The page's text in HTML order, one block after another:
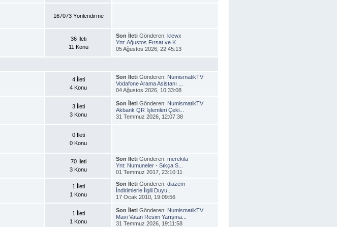
167073 Yönlendirme
36 İleti
11 Konu
Son İleti Gönderen:klewx
Ynt: Ağustos Fırsat ve K...
05 Ağustos 2026, 22:45:13
4 İleti
4 Konu
Son İleti Gönderen: NumismatikTV
Vodafone Arama Asistanı ...
04 Ağustos 2026, 10:33:08
3 İleti
3 Konu
Son İleti Gönderen: NumismatikTV
Akbank QR İşlemleri Çeki...
31 Temmuz 2026, 12:07:38
0 İleti
0 Konu
70 İleti
3 Konu
Son İleti Gönderen:merekila
Ynt: Numuneler - Sıkça S...
01 Temmuz 2017, 23:10:11
1 İleti
1 Konu
Son İleti Gönderen:diazem
İndirimlerle İlgili Duyu...
17 Ocak 2010, 19:09:56
1 İleti
1 Konu
Son İleti Gönderen: NumismatikTV
Mavi Vatan Resim Yarışma...
31 Temmuz 2026, 19:11:58